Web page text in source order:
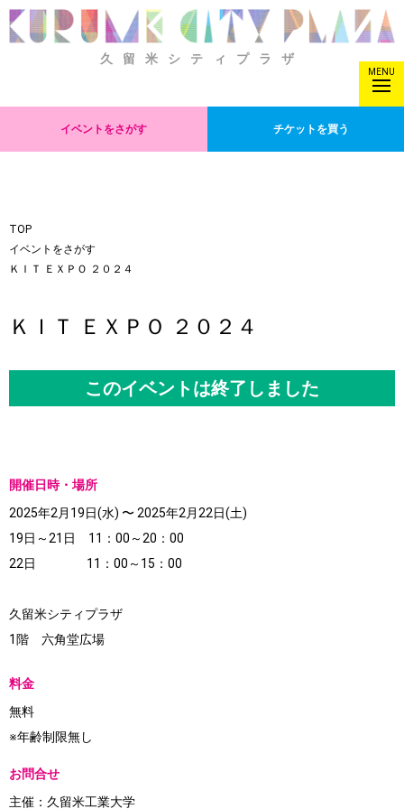
久留米シティプラザ
MENU
イベントをさがす チケットを買う
TOP
イベントをさがす
ＫＩＴ ＥＸＰＯ ２０２４
ＫＩＴ ＥＸＰＯ ２０２４
このイベントは終了しました
開催日時・場所
2025年2月19日(水) 〜 2025年2月22日(土)
19日～21日 11：00～20：00
22日 11：00～15：00
久留米シティプラザ
1階 六角堂広場
料金
無料
※年齢制限無し
お問合せ
主催：久留米工業大学